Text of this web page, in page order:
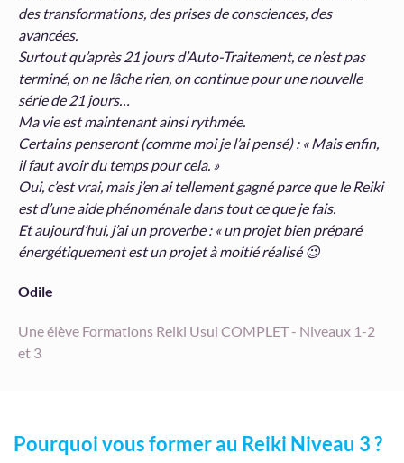
des transformations, des prises de consciences, des
avancées.
Surtout qu’après 21 jours d’Auto-Traitement, ce n’est pas
terminé, on ne lâche rien, on continue pour une nouvelle
série de 21 jours…
Ma vie est maintenant ainsi rythmée.
Certains penseront (comme moi je l’ai pensé) : « Mais enfin,
il faut avoir du temps pour cela. »
Oui, c’est vrai, mais j’en ai tellement gagné parce que le Reiki
est d’une aide phénoménale dans tout ce que je fais.
Et aujourd’hui, j’ai un proverbe : « un projet bien préparé
énergétiquement est un projet à moitié réalisé 😉
Odile
Une élève Formations Reiki Usui COMPLET - Niveaux 1-2
et 3
Pourquoi vous former au Reiki Niveau 3 ?